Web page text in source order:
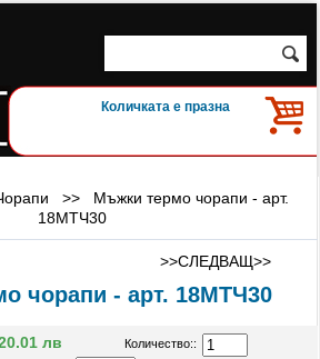
Количката е празна
>> Мъжки термо чорапи - арт.
18МТЧ30
>>СЛЕДВАЩ>>
чорапи - арт. 18МТЧ30
лв
Количество::